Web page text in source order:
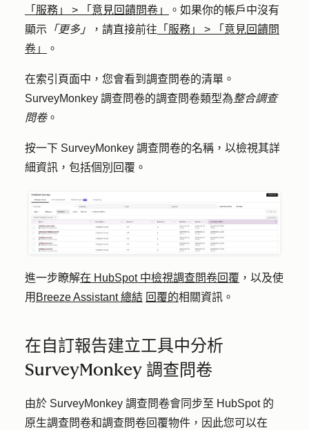
「服務」
> 「意見回饋問卷」
。如果你的帳戶中沒有
顯示 「更多」 ，請直接前往 「服務」 >
「意見回饋問
卷」
。
在索引頁面中，您會看到調查問卷的清單。
SurveyMonkey 調查問卷的調查問卷類型為整合調查
問卷。
按一下 SurveyMonkey 調查問卷的名稱 ，以檢視其詳
細資訊，包括個別回覆。
進一步瞭解在 HubSpot 中檢視調查問卷回覆 ，以及使
用 Breeze Assistant 總結 回覆的相關資訊。
在自訂報告建立工具中分析
SurveyMonkey 調查問卷
由於 SurveyMonkey 調查問卷會同步至 HubSpot 的
原生調查問卷和調查問卷回覆物件，因此您可以在